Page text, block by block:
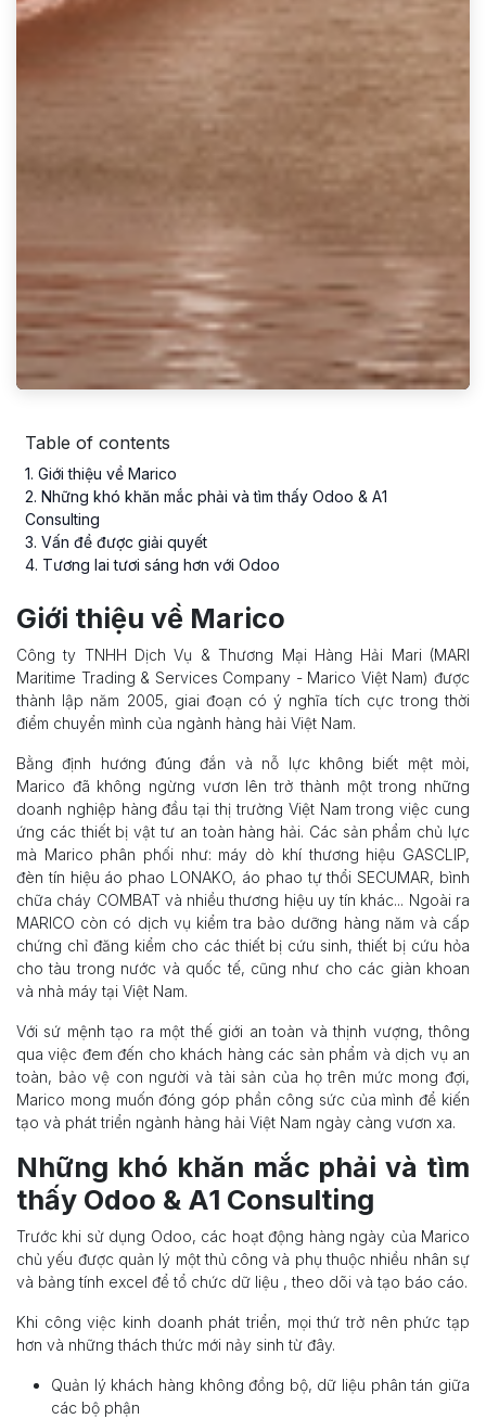
Table of contents
1. Giới thiệu về Marico
2. Những khó khăn mắc phải và tìm thấy Odoo & A1
Consulting
3. Vấn đề được giải quyết
4. Tương lai tươi sáng hơn với Odoo
Giới thiệu về Marico
Công ty TNHH Dịch Vụ & Thương Mại Hàng Hải Mari (MARI
Maritime Trading & Services Company - Marico Việt Nam) được
thành lập năm 2005, giai đoạn có ý nghĩa tích cực trong thời
điểm chuyển mình của ngành hàng hải Việt Nam.
Bằng định hướng đúng đắn và nỗ lực không biết mệt mỏi,
Marico đã không ngừng vươn lên trở thành một trong những
doanh nghiệp hàng đầu tại thị trường Việt Nam trong việc cung
ứng các thiết bị vật tư an toàn hàng hải. Các sản phẩm chủ lực
mà Marico phân phối như: máy dò khí thương hiệu GASCLIP,
đèn tín hiệu áo phao LONAKO, áo phao tự thổi SECUMAR, bình
chữa cháy COMBAT và nhiều thương hiệu uy tín khác... Ngoài ra
MARICO còn có dịch vụ kiểm tra bảo dưỡng hàng năm và cấp
chứng chỉ đăng kiểm cho các thiết bị cứu sinh, thiết bị cứu hỏa
cho tàu trong nước và quốc tế, cũng như cho các giàn khoan
và nhà máy tại Việt Nam.
Với sứ mệnh tạo ra một thế giới an toàn và thịnh vượng, thông
qua việc đem đến cho khách hàng các sản phẩm và dịch vụ an
toàn, bảo vệ con người và tài sản của họ trên mức mong đợi,
Marico mong muốn đóng góp phần công sức của mình để kiến
tạo và phát triển ngành hàng hải Việt Nam ngày càng vươn xa.
Những khó khăn mắc phải và tìm
thấy Odoo & A1 Consulting
Trước khi sử dụng Odoo, các hoạt động hàng ngày của Marico
chủ yếu được quản lý một thủ công và phụ thuộc nhiều nhân sự
và bảng tính excel để tổ chức dữ liệu , theo dõi và tạo báo cáo.
Khi công việc kinh doanh phát triển, mọi thứ trở nên phức tạp
hơn và những thách thức mới nảy sinh từ đây.
Quản lý khách hàng không đồng bộ, dữ liệu phân tán giữa
các bộ phận